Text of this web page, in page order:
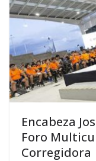
Encabeza
Foro
Corregidora